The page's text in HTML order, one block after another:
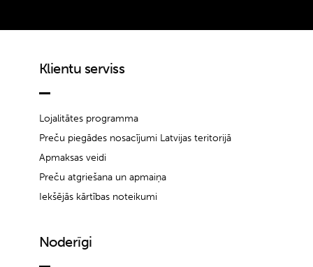
Klientu serviss
Lojalitātes programma
Preču piegādes nosacījumi Latvijas teritorijā
Apmaksas veidi
Preču atgriešana un apmaiņa
Iekšējās kārtības noteikumi
Noderīgi